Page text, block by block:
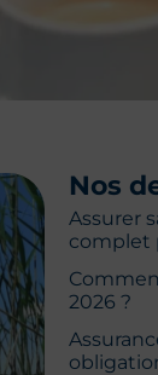
Nos
Assurer
complet
2026 ?